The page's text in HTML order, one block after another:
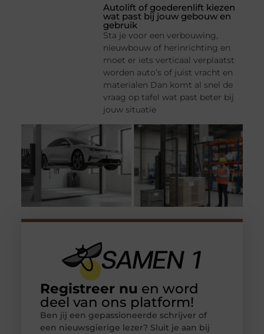
Autolift of goederenlift kiezen
wat past bij jouw gebouw en
gebruik
Sta je voor een verbouwing,
nieuwbouw of herinrichting en
moet er iets verticaal verplaatst
worden auto’s of juist vracht en
materialen Dan komt al snel de
vraag op tafel wat past beter bij
jouw situatie
Registreer nu en word
deel van ons platform!
Ben jij een gepassioneerde schrijver of
een nieuwsgierige lezer? Sluit je aan bij